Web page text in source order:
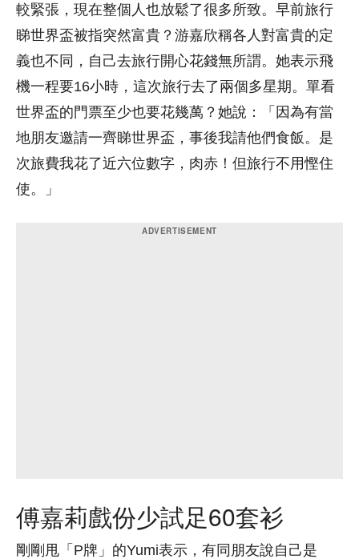
較緊張，現在整個人也放鬆了很多所致。早前旅行
睇世界盃被指突然富貴？游嘉欣稱各人對富貴的定
義也不同，自己去旅行開心花錢無所謂。她表示飛
機一程要16小時，這次旅行去了兩個多星期。單看
世界盃的門票至少也要花幾萬？她說：「因為有當
地朋友邀請一齊睇世界盃，事後我請他們食飯。是
次旅費我花了近六位數字，肉赤！但旅行不用慳住
使。」
傅嘉莉戲份少試足60套衫
剛剛甩「P牌」的Yumi表示，有同朋友說自己是